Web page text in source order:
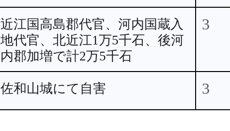
近江国高島郡代官、河内国蔵入
地代官、北近江1万5千石、後河
内郡加増で計2万5千石
3
佐和山城にて自害 3